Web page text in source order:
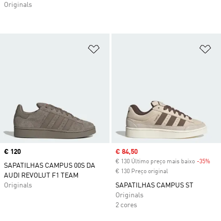
Price
€ 120
SAPATILHAS CAMPUS 00S DA
AUDI REVOLUT F1 TEAM
Originals
Sale price
€ 84,50
€ 130 Último preço mais baixo -35%
€ 130 Preço original
SAPATILHAS CAMPUS ST
Originals
2 cores
Originals